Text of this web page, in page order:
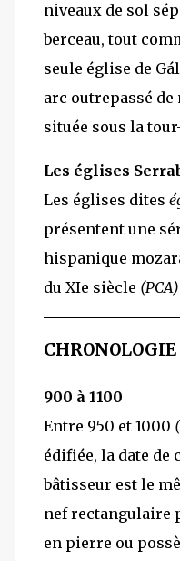
niveaux de sol
berceau, tout
seule église de
arc outrepassé
située sous la
Les églises
Les églises dites
présentent une
hispanique
du XIe siècle (PCA)
CHRONOLOGIE
900 à 1100
Entre 950 et 1000
édifiée, la date
bâtisseur est le
nef rectangulaire
en pierre ou